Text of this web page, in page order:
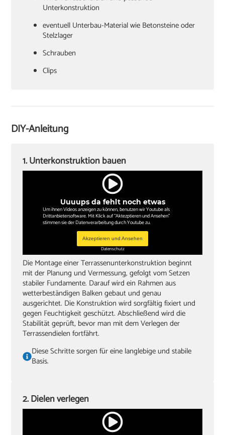
Unterkonstruktion
Stelzlager
Schrauben
Clips
Stichsäge
‏Akkuschrauber
‏Bleistift
‏Gummihammer
‏Handsäge
‏Schleifklotz und Schmirgelpapier
‏lange, gerade Dachlatte als Hilfe zum Ausrichten
‏Zwingen
DIY-Anleitung
Uuuups da fehlt noch etwas
Um ihnen Videos anzeigen zu können, benutzen wir Youtube als
Drittanbietersoftware. Mit Klick auf "Aktezptieren und Ansehen"
stimmen sie der Datenverarbeitung durch Youtube zu.
Akzeptieren und Ansehen
Datenschutz
1. Unterkonstruktion bauen
Die Montage einer Terrassenunterkonstruktion beginnt
mit der Planung und Vermessung, gefolgt vom Setzen
stabiler Fundamente. Darauf wird ein Rahmen aus
wetterbeständigen Balken gebaut und genau
ausgerichtet. Die Konstruktion wird sorgfältig fixiert und
gegen Feuchtigkeit geschützt. Abschließend wird die
Stabilität geprüft, bevor man mit dem Verlegen der
Terrassendielen fortfährt.
Diese Schritte sorgen für eine langlebige und stabile
Basis.
2. Dielen verlegen